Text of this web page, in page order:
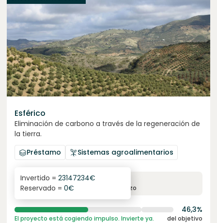
Esférico
Eliminación de carbono a través de la regeneración de
la tierra.
Préstamo
Sistemas agroalimentarios
6.3%
interés anual plazo
Invertido = 23147234€
Reservado = 0€
46,3%
El proyecto está cogiendo impulso. Invierte ya. del objetivo